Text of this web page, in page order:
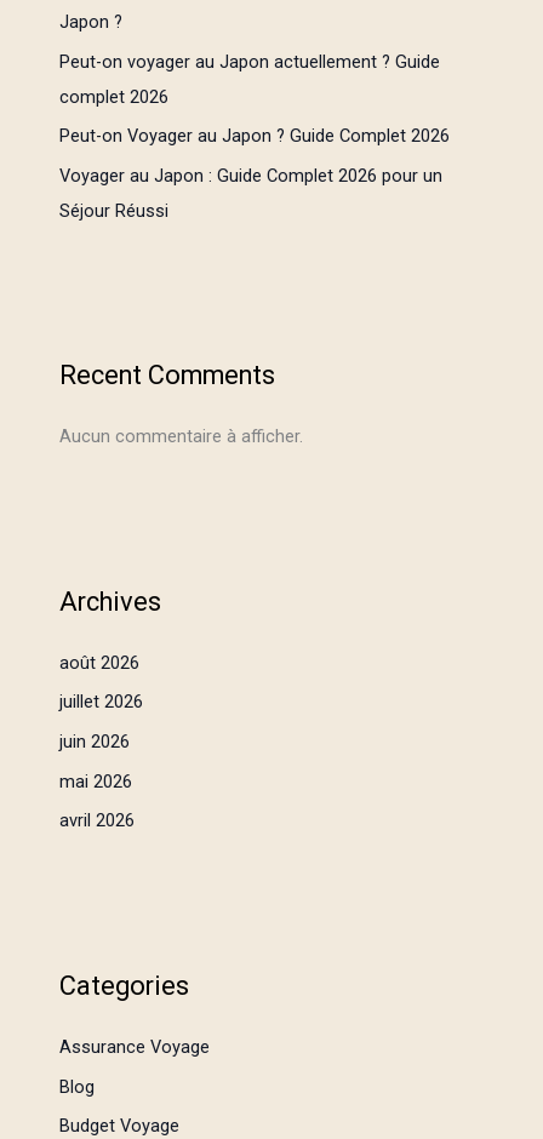
Japon ?
Peut-on voyager au Japon actuellement ? Guide
complet 2026
Peut-on Voyager au Japon ? Guide Complet 2026
Voyager au Japon : Guide Complet 2026 pour un
Séjour Réussi
Recent Comments
Aucun commentaire à afficher.
Archives
août 2026
juillet 2026
juin 2026
mai 2026
avril 2026
Categories
Assurance Voyage
Blog
Budget Voyage